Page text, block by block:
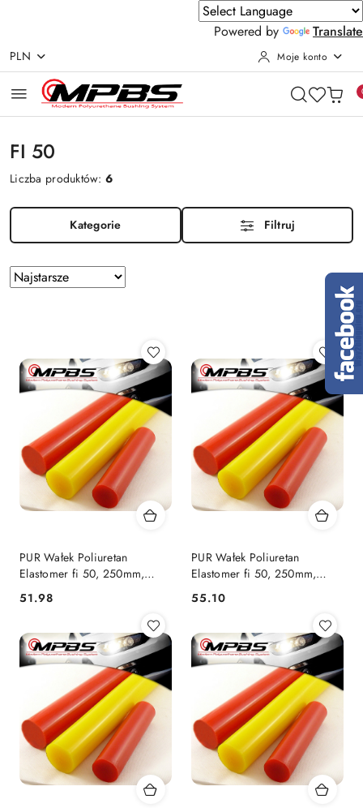
Powered by
Translate
Przejdź do treści głównej
Przejdź do wyszukiwarki
Przejdź do moje konto
Przejdź do menu głównego
Przejdź do stopki
PLN Moje konto
FI 50
Liczba produktów:6
Kategorie Filtruj
Zastosowano
sortowanie:
Sortuj
według
PUR Wałek Poliuretan
Elastomer fi 50, 250mm,
75Sha
Cena:
51.98
PUR Wałek Poliuretan
Elastomer fi 50, 250mm,
85Sha
Cena:
55.10